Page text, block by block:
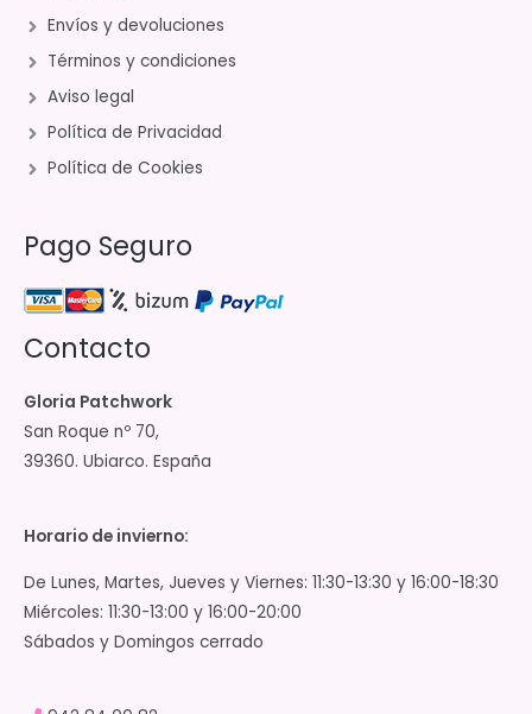
Envíos y devoluciones
Términos y condiciones
Aviso legal
Política de Privacidad
Política de Cookies
Pago Seguro
Contacto
Gloria Patchwork
San Roque nº 70,
39360. Ubiarco. España
Horario de invierno:
De Lunes, Martes, Jueves y Viernes: 11:30-13:30 y 16:00-18:30
Miércoles: 11:30-13:00 y 16:00-20:00
Sábados y Domingos cerrado